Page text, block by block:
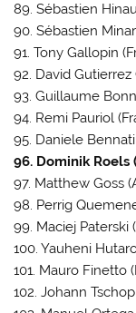
89. Sébastien
90. Sébastien
91. Tony Gallopin
92. David
93. Guillaume
94. Remi Pauriol
95. Daniele
96. Dominik Roels
97. Matthew Goss
98. Perrig
99. Maciej Paterski
100. Yauheni
101. Mauro Finetto
102. Johann